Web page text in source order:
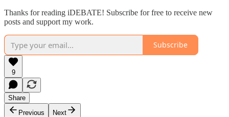
Thanks for reading iDEBATE! Subscribe for free to receive new
posts and support my work.
Subscribe
9
Share
Previous
Next